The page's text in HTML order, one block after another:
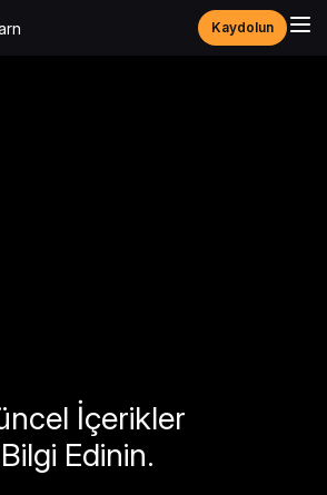
Kaydolun
İçerikler
Bilgi Edinin.